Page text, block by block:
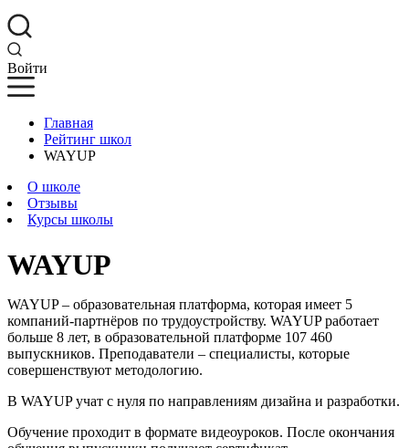
Войти
Главная
Рейтинг школ
WAYUP
О школе
Отзывы
Курсы школы
WAYUP
WAYUP – образовательная платформа, которая имеет 5
компаний-партнёров по трудоустройству. WAYUP работает
больше 8 лет, в образовательной платформе 107 460
выпускников. Преподаватели – специалисты, которые
совершенствуют методологию.
В WAYUP учат с нуля по направлениям дизайна и разработки.
Обучение проходит в формате видеоуроков. После окончания